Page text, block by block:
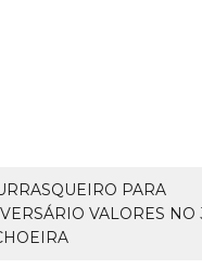
PARA
VALORES NO